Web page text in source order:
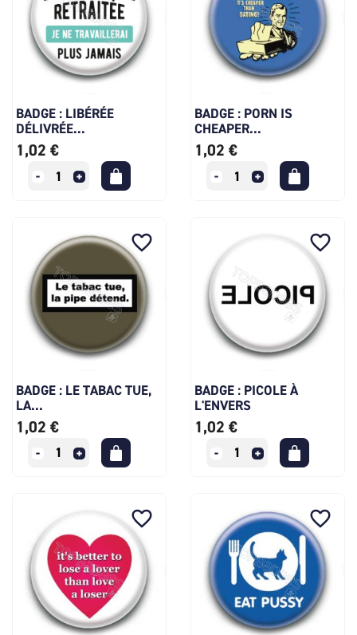
BADGE : LIBÉRÉE
DÉLIVRÉE...
1,02 €
BADGE : PORN IS
CHEAPER...
1,02 €
BADGE : LE TABAC TUE,
LA...
1,02 €
favorite_border
BADGE : PICOLE À
L'ENVERS
1,02 €
favorite_border
favorite_border favorite_border